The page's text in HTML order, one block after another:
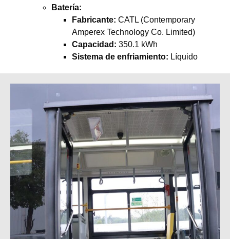
Batería:
Fabricante: CATL (Contemporary
Amperex Technology Co. Limited)
Capacidad: 350.1 kWh
Sistema de enfriamiento: Líquido